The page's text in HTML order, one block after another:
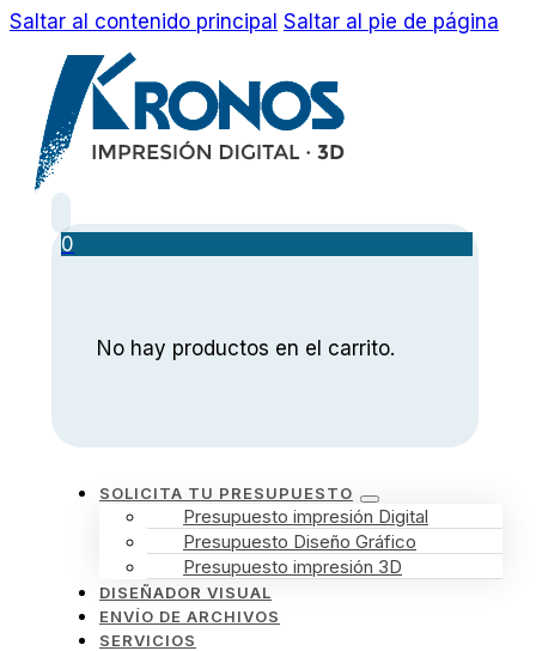
Saltar al contenido principal Saltar al pie de página
0
No hay productos en el carrito.
SOLICITA TU PRESUPUESTO
Presupuesto impresión Digital
Presupuesto Diseño Gráfico
Presupuesto impresión 3D
DISEÑADOR VISUAL
ENVÍO DE ARCHIVOS
SERVICIOS